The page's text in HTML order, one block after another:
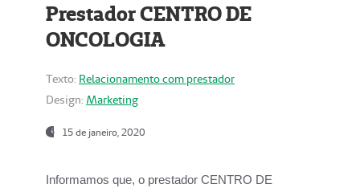
Prestador CENTRO DE
ONCOLOGIA
Texto: Relacionamento com prestador
Design: Marketing
15 de janeiro, 2020
Informamos que, o prestador CENTRO DE